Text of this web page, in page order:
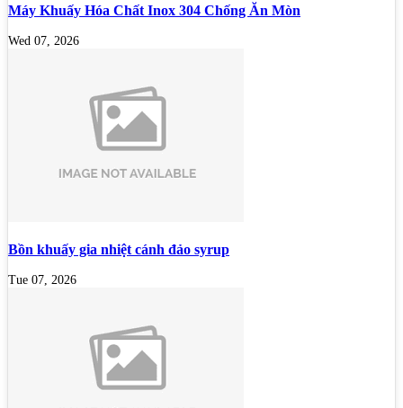
Máy Khuấy Hóa Chất Inox 304 Chống Ăn Mòn
Wed 07, 2026
Bồn khuấy gia nhiệt cánh đảo syrup
Tue 07, 2026